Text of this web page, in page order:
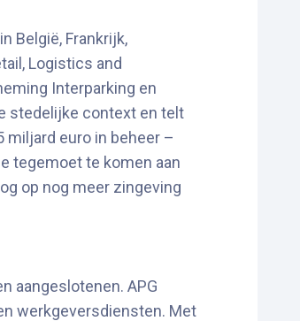
België, Frankrijk,
Logistics and
Interparking en
stedelijke context en telt
euro in beheer –
tegemoet te komen aan
op nog meer zingeving
aangeslotenen. APG
werkgeversdiensten. Met